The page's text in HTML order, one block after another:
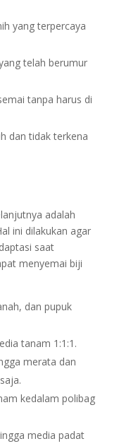
yang terpercaya
telah berumur
tanpa harus di
dan tidak terkena
adalah
ini dilakukan agar
saat
menyemai biji
dan pupuk
tanam 1:1:1.
merata dan
kedalam polibag
media padat